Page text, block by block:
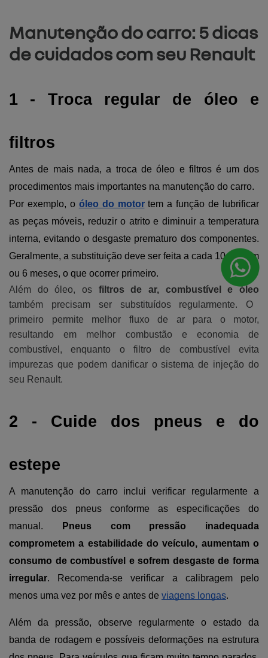
Manutenção do carro: 5 dicas
de cuidados com seu Renault
1 - Troca regular de óleo e
filtros
Antes de mais nada, a troca de óleo e filtros é um dos
procedimentos mais importantes na manutenção do carro.
Por exemplo, o óleo do motor tem a função de lubrificar
as peças móveis, reduzir o atrito e diminuir a temperatura
interna, evitando o desgaste prematuro dos componentes.
Geralmente, a substituição deve ser feita a cada 10.000 km
ou 6 meses, o que ocorrer primeiro.
Além do óleo, os filtros de ar, combustível e óleo
também precisam ser substituídos regularmente. O
primeiro permite melhor fluxo de ar para o motor,
resultando em melhor combustão e economia de
combustível, enquanto o filtro de combustível evita
impurezas que podem danificar o sistema de injeção do
seu Renault.
2 - Cuide dos pneus e do
estepe
A manutenção do carro inclui verificar regularmente a
pressão dos pneus conforme as especificações do
manual.
Pneus com pressão inadequada
comprometem a estabilidade do veículo, aumentam o
consumo de combustível e sofrem desgaste de forma
irregular. Recomenda-se verificar a calibragem pelo
menos uma vez por mês e antes de viagens longas.
Além da pressão, observe regularmente o estado da
banda de rodagem e possíveis deformações na estrutura